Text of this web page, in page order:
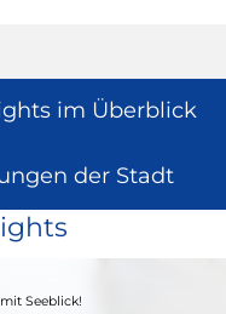
im Überblick
der Stadt
Seeblick!